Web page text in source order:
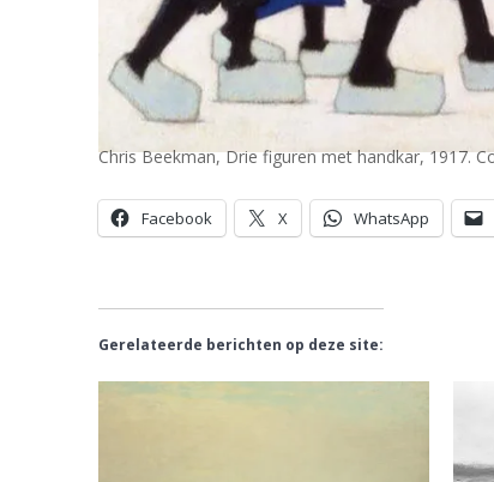
Chris Beekman, Drie figuren met handkar, 1917.
Facebook X WhatsApp
Gerelateerde berichten op deze site: